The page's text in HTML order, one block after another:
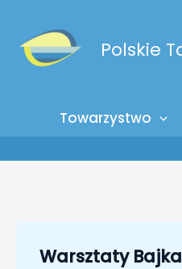
treści
Polskie
Towarzystwo
Warsztaty